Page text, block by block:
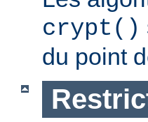
crypt()
du point